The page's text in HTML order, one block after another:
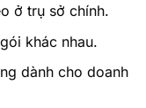
ở trụ sở chính.
khác nhau.
dành cho doanh